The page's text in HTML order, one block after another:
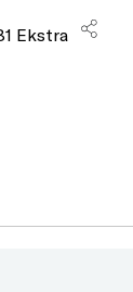
Ekstra